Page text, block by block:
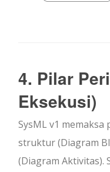
4. Pilar
Eksekusi)
SysML v1
struktur (Diagram
(Diagram Aktivitas).